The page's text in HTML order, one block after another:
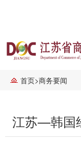
首页>商务要闻
江苏—韩国